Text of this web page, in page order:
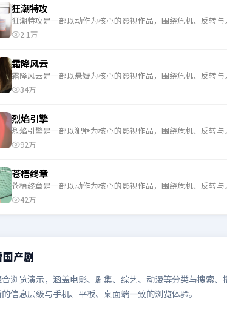
狂潮特攻
狂潮特攻是一部以动作为核心的影视作品，围绕危机、反转
2.1万
霜降风云
霜降风云是一部以悬疑为核心的影视作品，围绕危机、反转
34万
烈焰引擎
烈焰引擎是一部以犯罪为核心的影视作品，围绕危机、反转
92万
苍梧终章
苍梧终章是一部以动作为核心的影视作品，围绕危机、反转
42万
产剧
浏览演示，涵盖电影、剧集、综艺、动漫等分类与搜索
信息层级与手机、平板、桌面端一致的浏览体验。